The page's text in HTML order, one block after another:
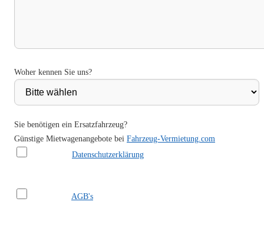
Woher kennen Sie uns?
Sie benötigen ein Ersatzfahrzeug?
Günstige Mietwagenangebote bei Fahrzeug-Vermietung.com
Datenschutzerklärung
AGB's